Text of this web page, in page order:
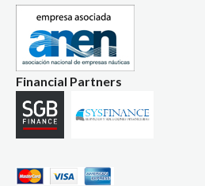
Financial Partners